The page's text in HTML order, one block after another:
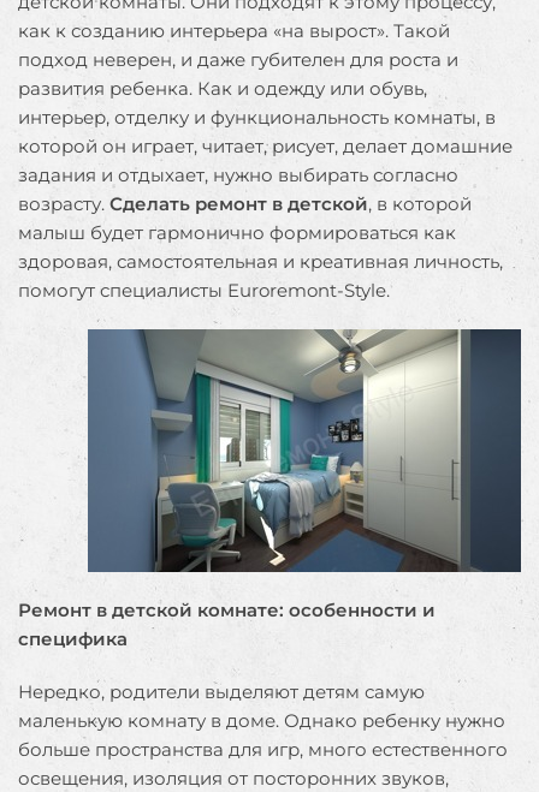
как к созданию интерьера «на вырост». Такой
подход неверен, и даже губителен для роста и
развития ребенка. Как и одежду или обувь,
интерьер, отделку и функциональность комнаты, в
которой он играет, читает, рисует, делает домашние
задания и отдыхает, нужно выбирать согласно
возрасту. Сделать ремонт в детской, в которой
малыш будет гармонично формироваться как
здоровая, самостоятельная и креативная личность,
помогут специалисты Euroremont-Style.
Ремонт в детской комнате: особенности и
специфика
Нередко, родители выделяют детям самую
маленькую комнату в доме. Однако ребенку нужно
больше пространства для игр, много естественного
освещения, изоляция от посторонних звуков,